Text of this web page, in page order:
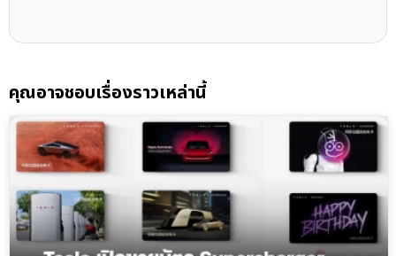
คุณอาจชอบเรื่องราวเหล่านี้